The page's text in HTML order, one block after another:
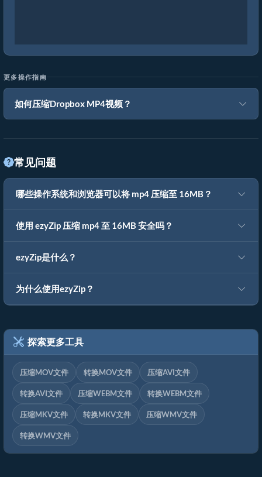
更多操作指南
如何压缩Dropbox MP4视频？
常见问题
哪些操作系统和浏览器可以将 mp4 压缩至 16MB？
使用 ezyZip 压缩 mp4 至 16MB 安全吗？
ezyZip是什么？
为什么使用ezyZip？
探索更多工具
压缩MOV文件 转换MOV文件 压缩AVI文件
转换AVI文件 压缩WEBM文件 转换WEBM文件
压缩MKV文件 转换MKV文件 压缩WMV文件
转换WMV文件